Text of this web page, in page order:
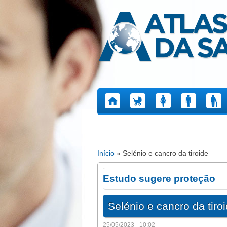
Atlas da Saúde
Está aqui
Início » Selénio e cancro da tiroide
Estudo sugere proteção
Selénio e cancro da
25/05/2023 - 10:02